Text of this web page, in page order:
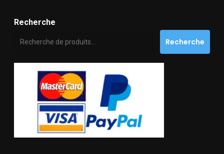
Recherche
Recherche